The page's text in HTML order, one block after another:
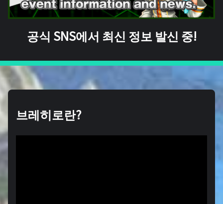
공식 SNS에서 최신 정보 발신 중!
브레히로란?